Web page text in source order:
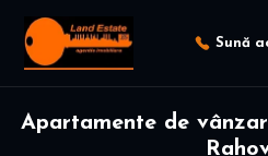
Sună
Apartamente de